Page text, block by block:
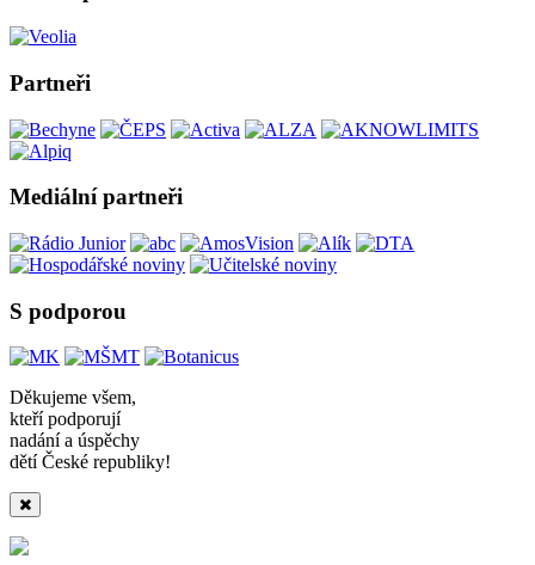
Partneři
Mediální partneři
S podporou
Děkujeme všem,
kteří podporují
nadání a úspěchy
dětí České republiky!